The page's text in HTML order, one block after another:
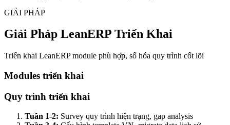
GIẢI PHÁP
Giải Pháp LeanERP Triển Khai
Triển khai LeanERP module phù hợp, số hóa quy trình cốt lõi
Modules triển khai
Quy trình triển khai
Tuần 1-2: Survey quy trình hiện trạng, gap analysis